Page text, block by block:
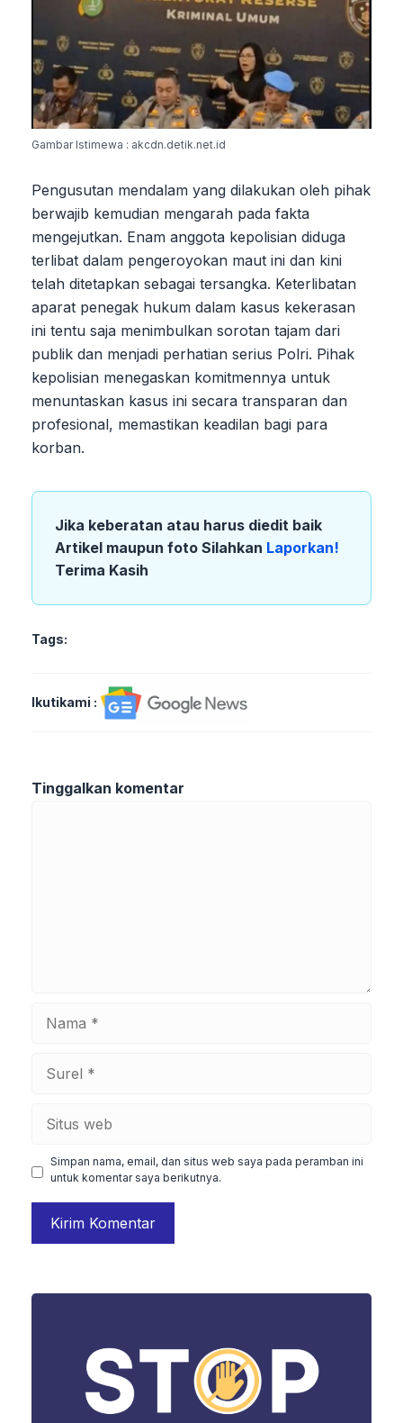
Gambar Istimewa : akcdn.detik.net.id
Pengusutan mendalam yang dilakukan oleh pihak
berwajib kemudian mengarah pada fakta
mengejutkan. Enam anggota kepolisian diduga
terlibat dalam pengeroyokan maut ini dan kini
telah ditetapkan sebagai tersangka. Keterlibatan
aparat penegak hukum dalam kasus kekerasan
ini tentu saja menimbulkan sorotan tajam dari
publik dan menjadi perhatian serius Polri. Pihak
kepolisian menegaskan komitmennya untuk
menuntaskan kasus ini secara transparan dan
profesional, memastikan keadilan bagi para
korban.
Jika keberatan atau harus diedit baik
Artikel maupun foto Silahkan Laporkan!
Terima Kasih
Tags:
Ikutikami :
Tinggalkan komentar
Simpan nama, email, dan situs web saya pada peramban ini
untuk komentar saya berikutnya.